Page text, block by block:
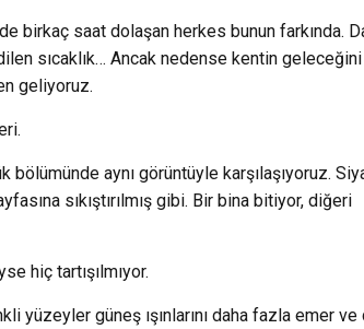
birkaç saat dolaşan herkes bunun farkında.
sıcaklık… Ancak nedense kentin geleceğini
geliyoruz.
bölümünde aynı görüntüyle karşılaşıyoruz.
sıkıştırılmış gibi. Bir bina bitiyor, diğeri
hiç tartışılmıyor.
yüzeyler güneş ışınlarını daha fazla emer ve